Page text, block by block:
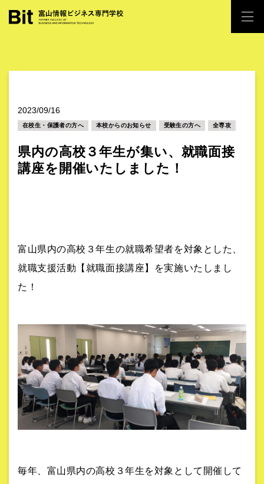
2023/09/16
在校生・保護者の方へ 本校からのお知らせ 受験生の方へ 全専攻
県内の高校３年生が集い、就職面接
講座を開催いたしました！
富山県内の高校３年生の就職希望者を対象とした、
就職支援活動【就職面接講座】を実施いたしまし
た！
毎年、富山県内の高校３年生を対象として開催して